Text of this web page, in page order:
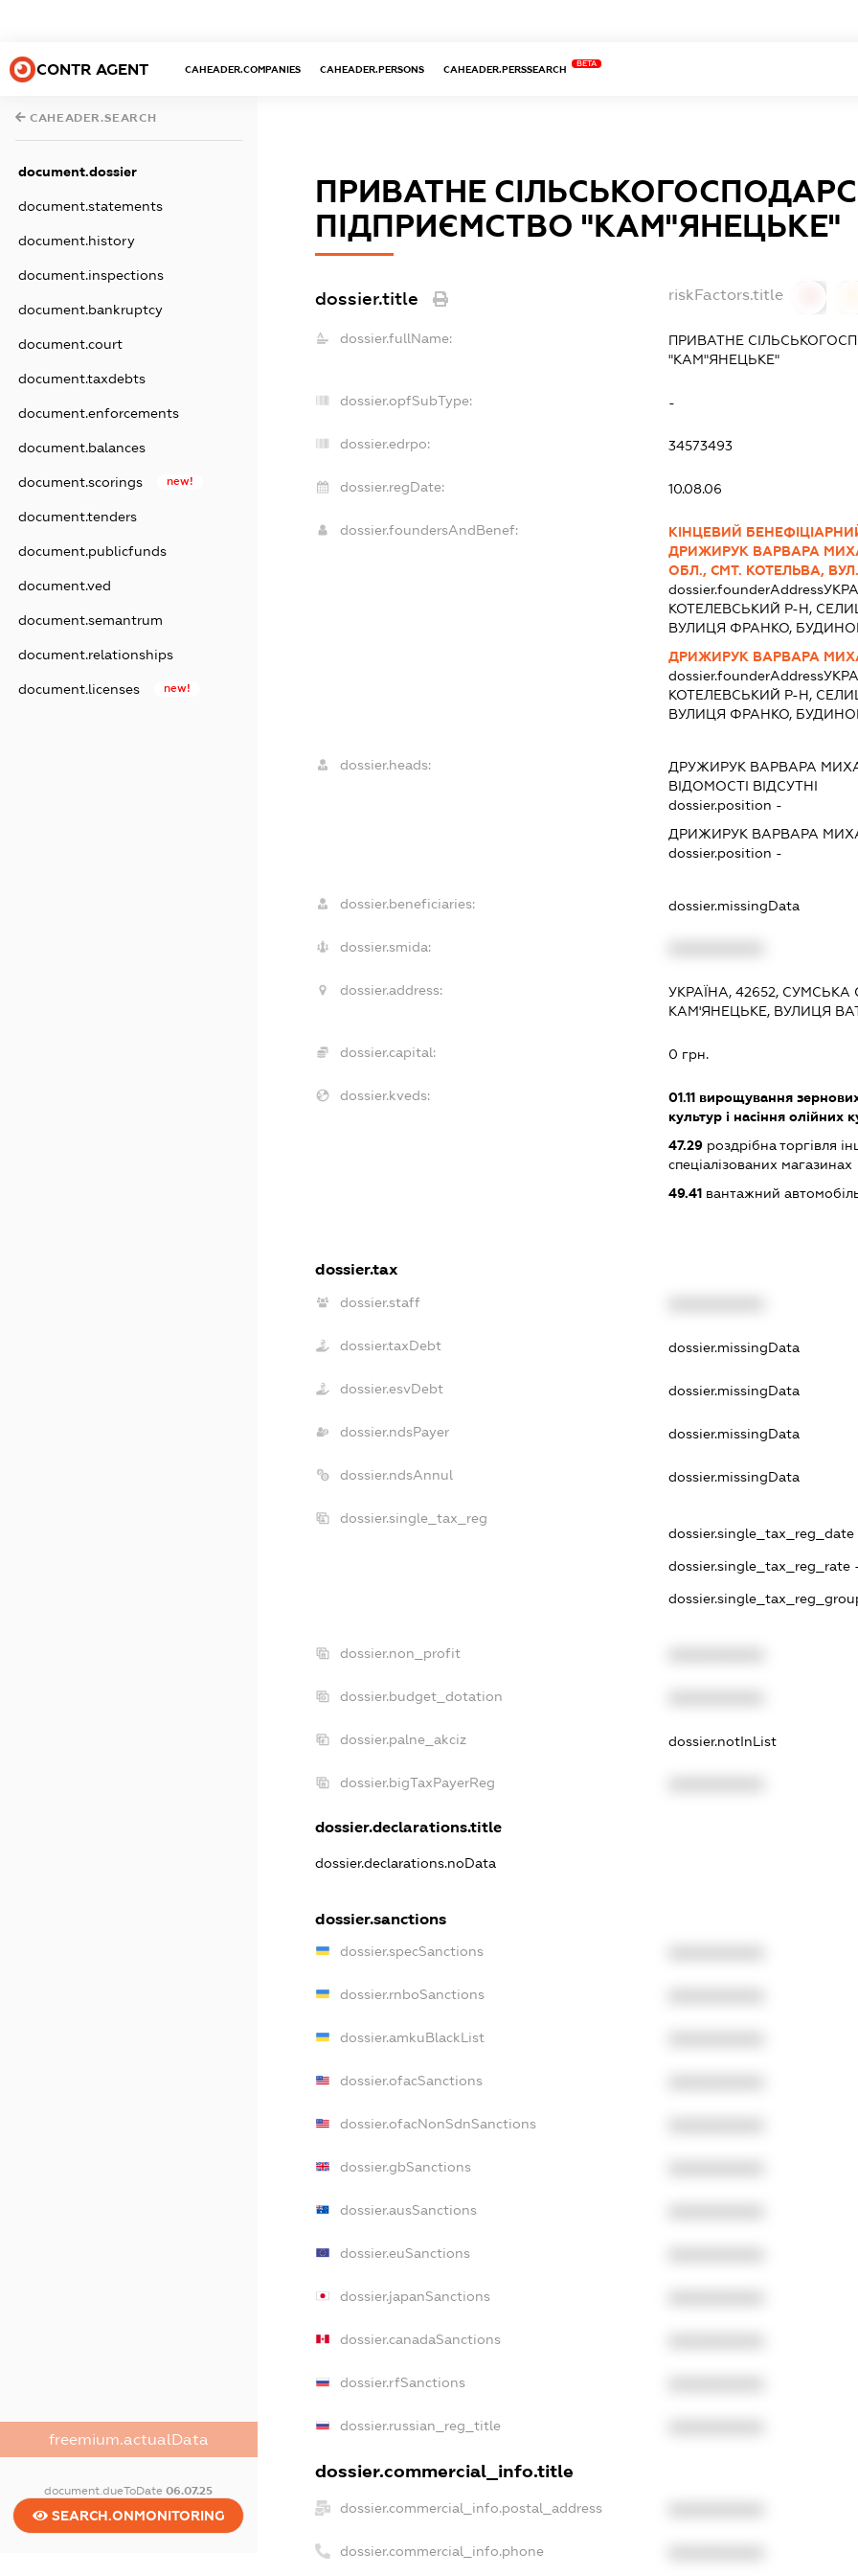
CONTR AGENT CAHEADER.COMPANIES CAHEADER.PERSONS CAHEADER.PERSSEARCH
BETA
CAHEADER.SEARCH
document.dossier
document.statements
document.history
document.inspections
document.bankruptcy
document.court
document.taxdebts
document.enforcements
document.balances
document.scorings new!
document.tenders
document.publicfunds
document.ved
document.semantrum
document.relationships
document.licenses new!
freemium.actualData
document.dueToDate06.07.25
SEARCH.ONMONITORING
ПРИВАТНЕ
ПІДПРИЄМСТВО "КАМ"ЯНЕЦЬКЕ"
dossier.title riskFactors.title
dossier.fullName:
ПРИВАТНЕ
"КАМ"ЯНЕЦЬКЕ"
dossier.opfSubType: -
dossier.edrpo: 34573493
dossier.regDate: 10.08.06
dossier.foundersAndBenef:
КІНЦЕВИЙ
ДРИЖИРУК ВАРВАРА
ОБЛ., СМТ. КОТЕЛЬВА,
dossier.founderAddress
КОТЕЛЕВСЬКИЙ Р-Н,
ВУЛИЦЯ ФРАНКО,
ДРИЖИРУК ВАРВАРА
dossier.founderAddress
КОТЕЛЕВСЬКИЙ Р-Н,
ВУЛИЦЯ ФРАНКО,
dossier.heads: ДРУЖИРУК ВАРВАРА
ВІДОМОСТІ ВІДСУТНІ
dossier.position -
ДРИЖИРУК ВАРВАРА
dossier.position -
dossier.beneficiaries: dossier.missingData
dossier.smida:
dossier.address:
УКРАЇНА, 42652,
КАМ'ЯНЕЦЬКЕ, ВУЛИЦЯ
dossier.capital: 0 грн.
dossier.kveds: 01.11 вирощування
культур і насіння олійних
47.29 роздрібна торгівля
спеціалізованих магазинах
49.41 вантажний
dossier.tax
dossier.staff
dossier.taxDebt dossier.missingData
dossier.esvDebt dossier.missingData
dossier.ndsPayer dossier.missingData
dossier.ndsAnnul dossier.missingData
dossier.single_tax_reg
dossier.single_tax_reg_date -
dossier.single_tax_reg_rate
dossier.non_profit
dossier.budget_dotation
dossier.palne_akciz dossier.notInList
dossier.bigTaxPayerReg
dossier.declarations.title
dossier.declarations.noData
dossier.sanctions
dossier.specSanctions
dossier.rnboSanctions
dossier.amkuBlackList
dossier.ofacSanctions
dossier.ofacNonSdnSanctions
dossier.gbSanctions
dossier.ausSanctions
dossier.euSanctions
dossier.japanSanctions
dossier.canadaSanctions
dossier.rfSanctions
dossier.russian_reg_title
dossier.commercial_info.title
dossier.commercial_info.postal_address
dossier.commercial_info.phone